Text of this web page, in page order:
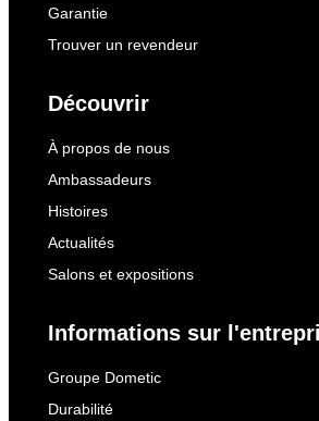
Garantie
Trouver un revendeur
Découvrir
À propos de nous
Ambassadeurs
Histoires
Actualités
Salons et expositions
Informations sur
Groupe Dometic
Durabilité